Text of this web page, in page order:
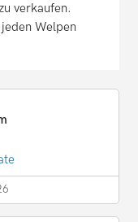
verkaufen.
Welpen